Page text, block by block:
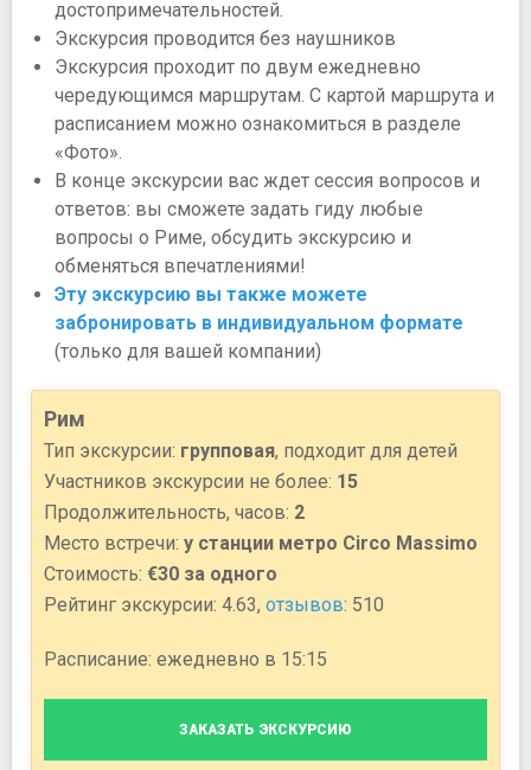
достопримечательностей.
Экскурсия проводится без наушников
Экскурсия проходит по двум ежедневно
чередующимся маршрутам. С картой маршрута и
расписанием можно ознакомиться в разделе
«Фото».
В конце экскурсии вас ждет сессия вопросов и
ответов: вы сможете задать гиду любые
вопросы о Риме, обсудить экскурсию и
обменяться впечатлениями!
Эту экскурсию вы также можете
забронировать в индивидуальном формате
(только для вашей компании)
Рим
Тип экскурсии: групповая, подходит для детей
Участников экскурсии не более: 15
Продолжительность, часов: 2
Место встречи: у станции метро Circo Massimo
Стоимость: €30 за одного
Рейтинг экскурсии: 4.63, отзывов: 510
Расписание: ежедневно в 15:15
ЗАКАЗАТЬ ЭКСКУРСИЮ